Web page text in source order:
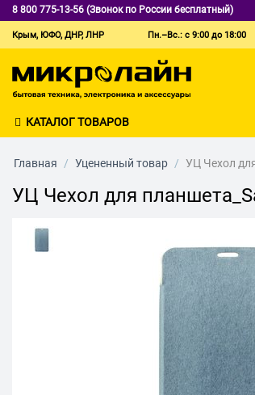
8 800 775-13-56 (Звонок по России бесплатный)
Крым, ЮФО, ДНР, ЛНР Пн.–Вс.: с 9:00 до 18:00
КАТАЛОГ ТОВАРОВ
Главная / Уцененный товар / УЦ Чехол
УЦ Чехол для